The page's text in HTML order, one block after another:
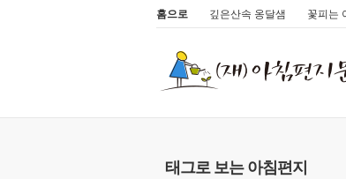
홈으로 깊은산속 옹달샘 꽃피는
태그로 보는 아침편지